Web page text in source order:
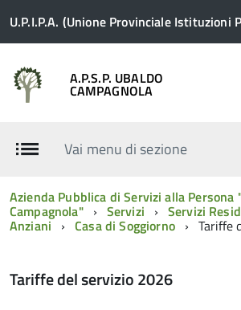
U.P.I.P.A. (Unione Provinciale Istituzioni
A.P.S.P. UBALDO
CAMPAGNOLA
Vai menu di sezione
Azienda Pubblica di Servizi alla Persona
Campagnola" Servizi Servizi
Anziani Casa di Soggiorno Tariffe
Tariffe del servizio 2026